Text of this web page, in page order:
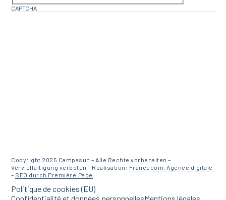
CAPTCHA
Copyright 2025 Campasun – Alle Rechte vorbehalten –
Vervielfältigung verboten – Realisation: Francecom, Agence digitale
– SEO durch Première.Page
Politique de cookies (EU)